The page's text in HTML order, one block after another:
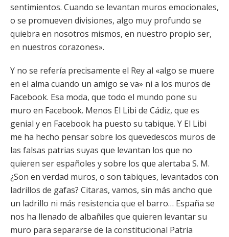
sentimientos. Cuando se levantan muros emocionales,
o se promueven divisiones, algo muy profundo se
quiebra en nosotros mismos, en nuestro propio ser,
en nuestros corazones».
Y no se refería precisamente el Rey al «algo se muere
en el alma cuando un amigo se va» ni a los muros de
Facebook. Esa moda, que todo el mundo pone su
muro en Facebook. Menos El Libi de Cádiz, que es
genial y en Facebook ha puesto su tabique. Y El Libi
me ha hecho pensar sobre los quevedescos muros de
las falsas patrias suyas que levantan los que no
quieren ser españoles y sobre los que alertaba S. M.
¿Son en verdad muros, o son tabiques, levantados con
ladrillos de gafas? Citaras, vamos, sin más ancho que
un ladrillo ni más resistencia que el barro… España se
nos ha llenado de albañiles que quieren levantar su
muro para separarse de la constitucional Patria